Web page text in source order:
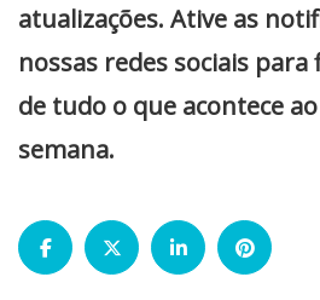
atualizações. Ative as
nossas redes sociais
de tudo o que acontece
semana.